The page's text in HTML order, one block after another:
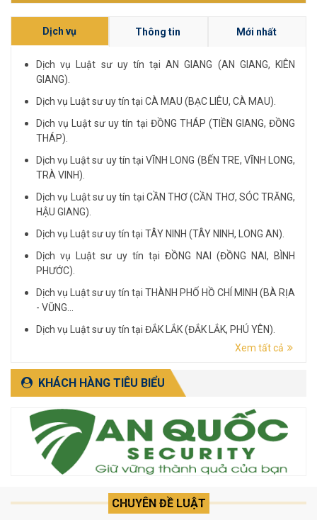
Dịch vụ Thông tin Mới nhất
Dịch vụ Luật sư uy tín tại AN GIANG (AN GIANG, KIÊN
GIANG).
Dịch vụ Luật sư uy tín tại CÀ MAU (BẠC LIÊU, CÀ MAU).
Dịch vụ Luật sư uy tín tại ĐỒNG THÁP (TIỀN GIANG, ĐỒNG
THÁP).
Dịch vụ Luật sư uy tín tại VĨNH LONG (BẾN TRE, VĨNH LONG,
TRÀ VINH).
Dịch vụ Luật sư uy tín tại CẦN THƠ (CẦN THƠ, SÓC TRĂNG,
HẬU GIANG).
Dịch vụ Luật sư uy tín tại TÂY NINH (TÂY NINH, LONG AN).
Dịch vụ Luật sư uy tín tại ĐỒNG NAI (ĐỒNG NAI, BÌNH
PHƯỚC).
Dịch vụ Luật sư uy tín tại THÀNH PHỐ HỒ CHÍ MINH (BÀ RỊA
- VŨNG...
Dịch vụ Luật sư uy tín tại ĐẮK LẮK (ĐẮK LẮK, PHÚ YÊN).
Dịch vụ Luật sư uy tín tại LÂM ĐỒNG (LÂM ĐỒNG, ĐẮK
Xem tất cả
KHÁCH HÀNG TIÊU BIỂU
CHUYÊN ĐỀ LUẬT